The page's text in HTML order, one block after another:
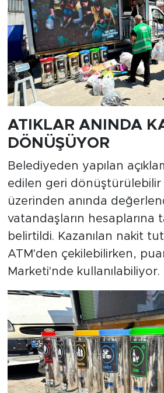
ATIKLAR ANINDA
DÖNÜŞÜYOR
Belediyeden yapılan
edilen geri dönüştürülebilir
üzerinden anında
vatandaşların hesaplarına
belirtildi. Kazanılan nakit
ATM'den çekilebilirken,
Marketi'nde kullanılabiliyor.